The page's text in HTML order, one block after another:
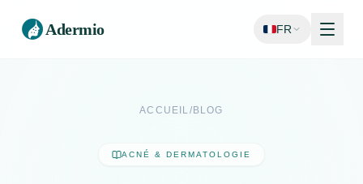
Adermio FR
ACCUEIL/ BLOG
ACNÉ & DERMATOLOGIE